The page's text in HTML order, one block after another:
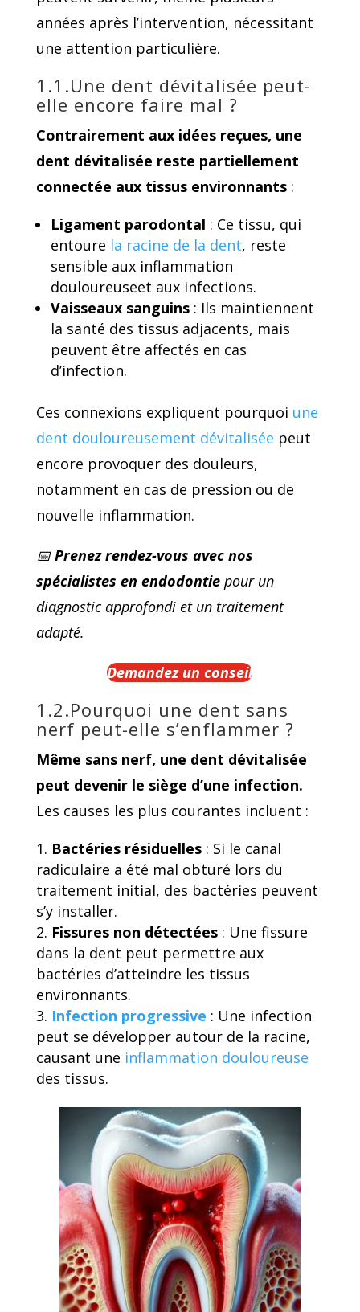
années après l’intervention, nécessitant
une attention particulière.
1.1.Une dent dévitalisée peut-
elle encore faire mal ?
Contrairement aux idées reçues, une
dent dévitalisée reste partiellement
connectée aux tissus environnants:
Ligament parodontal : Ce tissu, qui
entoure la racine de la dent, reste
sensible aux inflammation
douloureuseet aux infections.
Vaisseaux sanguins: Ils maintiennent
la santé des tissus adjacents, mais
peuvent être affectés en cas
d’infection.
Ces connexions expliquent pourquoi une
dent douloureusement dévitalisée peut
encore provoquer des douleurs,
notamment en cas de pression ou de
nouvelle inflammation.
📅Prenez rendez-vous avec nos
spécialistes en endodontiepour un
diagnostic approfondi et un traitement
adapté.
Demandez un conseil
1.2.Pourquoi une dent sans
nerf peut-elle s’enflammer ?
Même sans nerf, une dent dévitalisée
peut devenir le siège d’une infection.
Les causes les plus courantes incluent :
Bactéries résiduelles: Si le canal
radiculaire a été mal obturé lors du
traitement initial, des bactéries peuvent
s’y installer.
Fissures non détectées: Une fissure
dans la dent peut permettre aux
bactéries d’atteindre les tissus
environnants.
Infection progressive : Une infection
peut se développer autour de la racine,
causant une inflammation douloureuse
des tissus.